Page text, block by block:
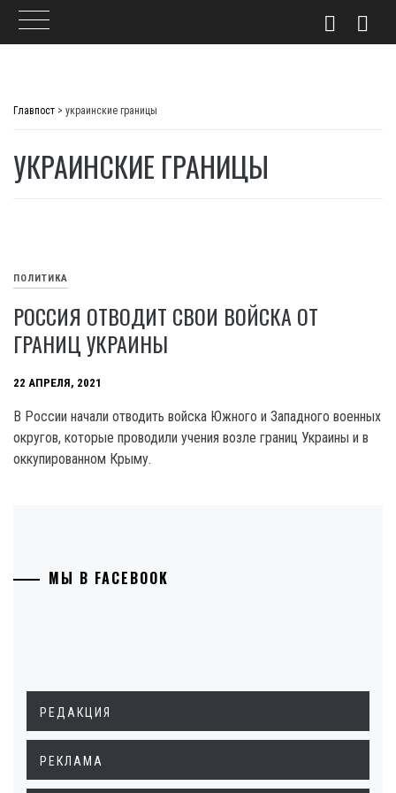
Главпост > украинские границы
УКРАИНСКИЕ ГРАНИЦЫ
ПОЛИТИКА
РОССИЯ ОТВОДИТ СВОИ ВОЙСКА ОТ
ГРАНИЦ УКРАИНЫ
22 АПРЕЛЯ, 2021
В России начали отводить войска Южного и Западного военных
округов, которые проводили учения возле границ Украины и в
оккупированном Крыму.
МЫ В FACEBOOK
РЕДАКЦИЯ
РЕКЛАМА